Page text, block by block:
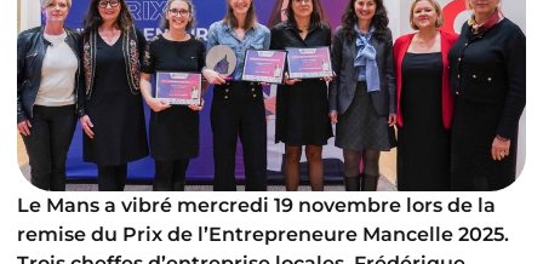
Le Mans a vibré mercredi 19 novembre lors de la
remise du Prix de l’Entrepreneure Mancelle 2025.